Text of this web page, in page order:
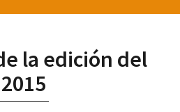
la edición del
2015